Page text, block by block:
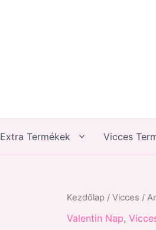
Extra Termékek Vicces
Kezdőlap / Vicces /
Valentin Nap,
Annyira
mennyiség